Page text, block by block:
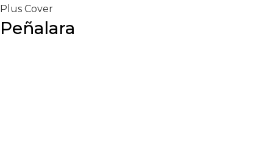
Plus Cover
Peñalara